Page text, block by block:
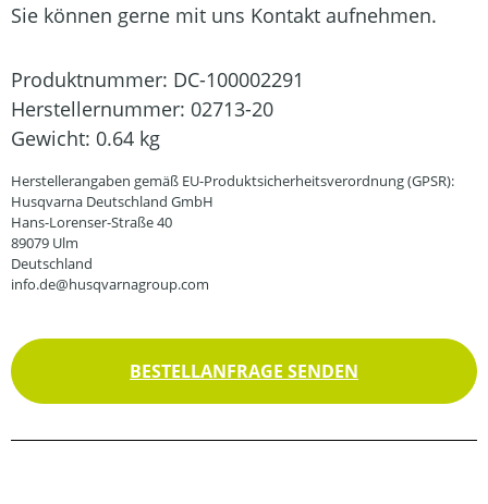
Sie können gerne mit uns Kontakt aufnehmen.
Produktnummer: DC-100002291
Herstellernummer: 02713-20
Gewicht: 0.64 kg
Herstellerangaben gemäß EU-Produktsicherheitsverordnung (GPSR):
Husqvarna Deutschland GmbH
Hans-Lorenser-Straße 40
89079 Ulm
Deutschland
info.de@husqvarnagroup.com
BESTELLANFRAGE SENDEN